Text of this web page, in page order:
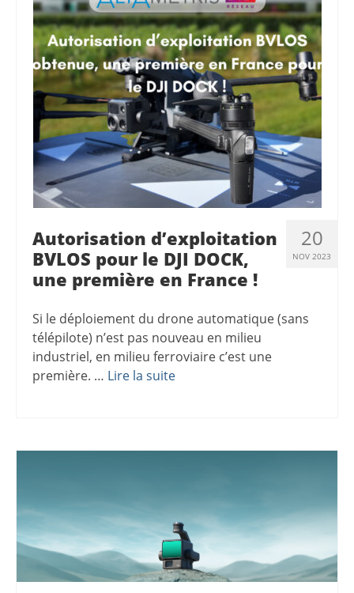
20
NOV 2023
Autorisation d’exploitation
BVLOS pour le DJI DOCK,
une première en France !
Si le déploiement du drone automatique (sans
télépilote) n’est pas nouveau en milieu
industriel, en milieu ferroviaire c’est une
première. … Lire la suite